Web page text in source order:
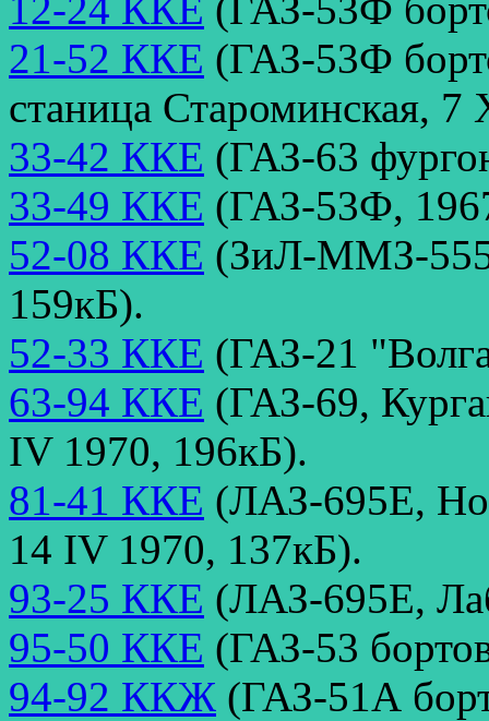
21-52 ККЕ (ГАЗ-53Ф
станица Староминская,
33-42 ККЕ (ГАЗ-63
33-49 ККЕ (ГАЗ-53Ф,
52-08 ККЕ (ЗиЛ-ММЗ-555,
159кБ).
52-33 ККЕ (ГАЗ-21
63-94 ККЕ (ГАЗ-69,
IV 1970, 196кБ).
81-41 ККЕ (ЛАЗ-695Е,
14 IV 1970, 137кБ).
93-25 ККЕ (ЛАЗ-695Е,
95-50 ККЕ (ГАЗ-53
94-92 ККЖ (ГАЗ-51А